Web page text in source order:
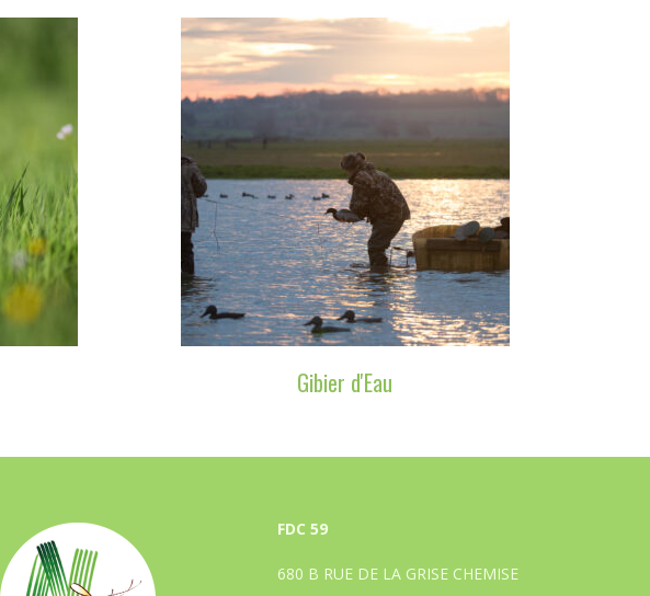
Gibier d'Eau
FDC 59
680 B RUE DE LA GRISE CHEMISE